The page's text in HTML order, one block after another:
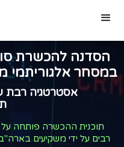
הסדנה להכשרת
במסחר אלגוריתמי
אסטרטגיה רבת
תוכנית ההכשרה פותחה על
רבים על ידי משקיעים